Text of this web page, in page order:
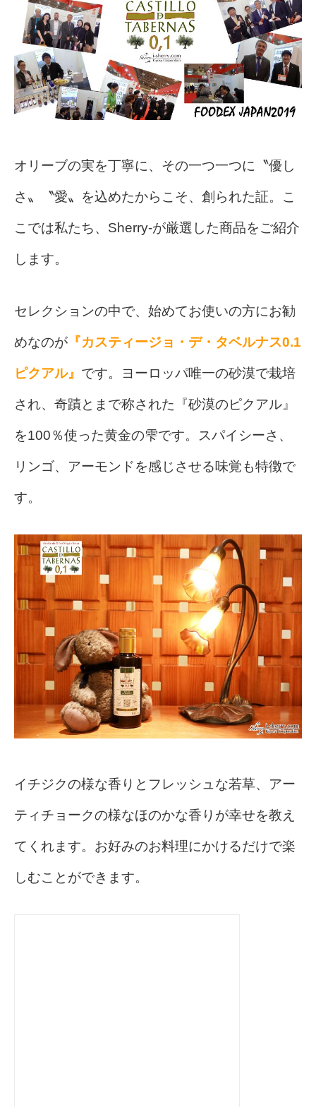
オリーブの実を丁寧に、その一つ一つに〝優し
さ〟〝愛〟を込めたからこそ、創られた証。こ
こでは私たち、Sherry-が厳選した商品をご紹介
します。
セレクションの中で、始めてお使いの方にお勧
めなのが 『カスティージョ・デ・タベルナス0.1
ピクアル』 です。ヨーロッパ唯一の砂漠で栽培
され、奇蹟とまで称された『砂漠のピクアル』
を100％使った黄金の雫です。スパイシーさ、
リンゴ、アーモンドを感じさせる味覚も特徴で
す。
イチジクの様な香りとフレッシュな若草、アー
ティチョークの様なほのかな香りが幸せを教え
てくれます。お好みのお料理にかけるだけで楽
しむことができます。